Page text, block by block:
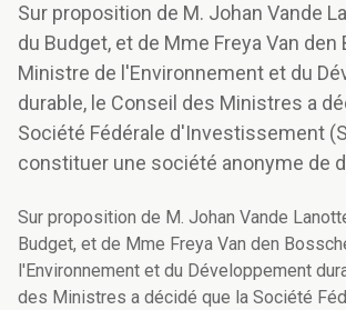
Sur proposition de M. Johan Vande
du Budget, et de Mme Freya Van den
Ministre de l'Environnement et du
durable, le Conseil des Ministres a
Société Fédérale d'Investissement
constituer une société anonyme de
Sur proposition de M. Johan Vande
Budget, et de Mme Freya Van den
l'Environnement et du Développement
des Ministres a décidé que la Société